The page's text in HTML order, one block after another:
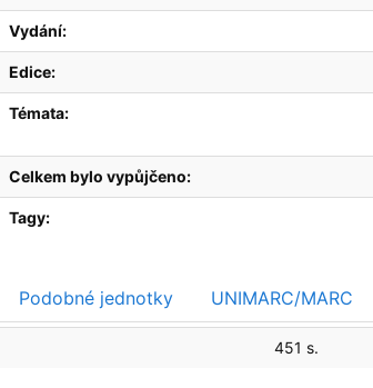
Vydání:
Edice:
Témata:
Celkem bylo vypůjčeno:
Tagy:
Podobné jednotky UNIMARC/MARC
451 s.